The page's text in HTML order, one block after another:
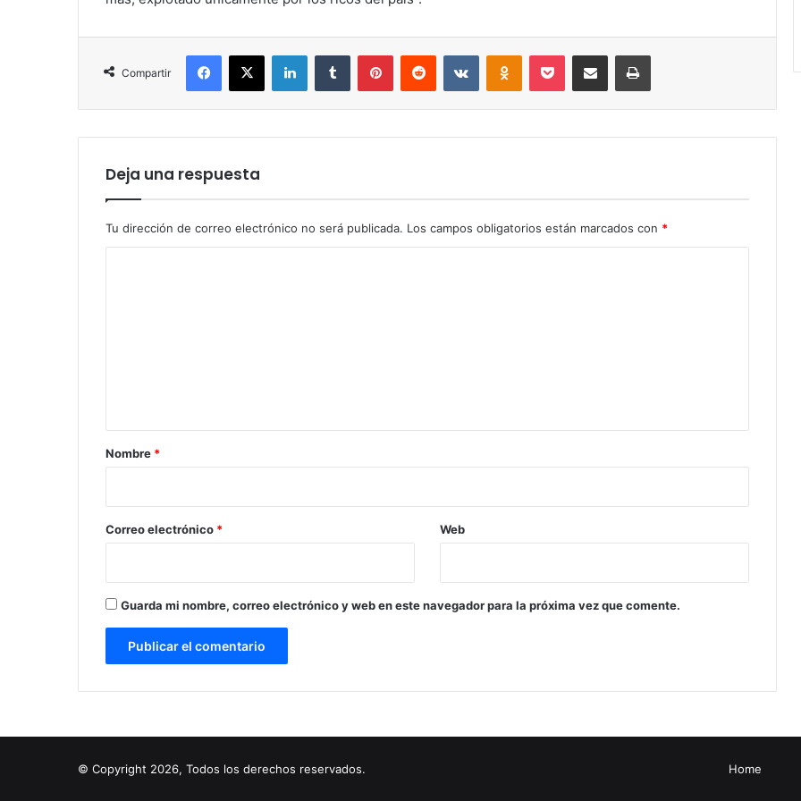
Compartir
Facebook
X LinkedInTumblr PinterestReddit VKontakteOdnoklassniki
Pocket Compartir por correo electrónicoImprimir
Deja una respuesta
Tu dirección de correo electrónico no será publicada. Los campos obligatorios están marcados con *
r
*
Nombre *
Correo electrónico * Web
Guarda mi nombre, correo electrónico y web en este navegador para la próxima vez que comente.
© Copyright 2026, Todos los derechos reservados.
Home